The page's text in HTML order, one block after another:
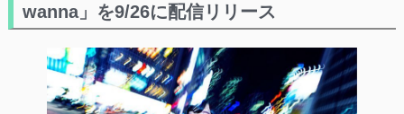
wanna」を9/26に配信リリース